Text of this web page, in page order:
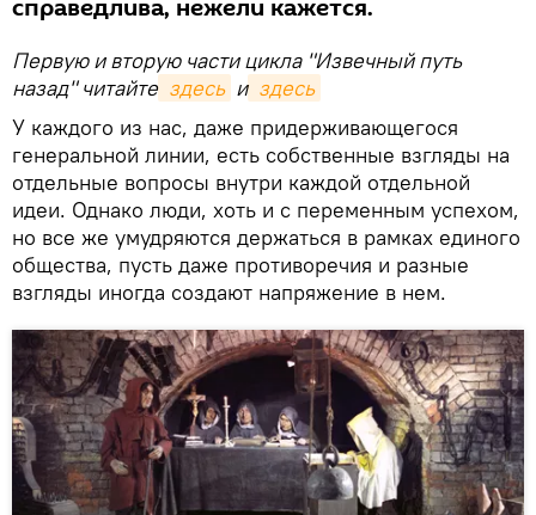
справедлива, нежели кажется.
Первую и вторую части цикла "Извечный путь
назад" читайте здесь и здесь
У каждого из нас, даже придерживающегося
генеральной линии, есть собственные взгляды на
отдельные вопросы внутри каждой отдельной
идеи. Однако люди, хоть и с переменным успехом,
но все же умудряются держаться в рамках единого
общества, пусть даже противоречия и разные
взгляды иногда создают напряжение в нем.